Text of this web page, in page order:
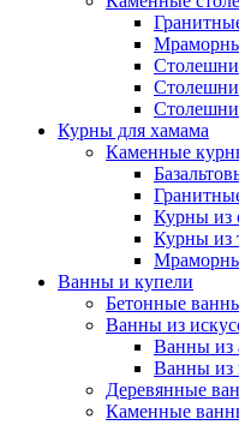
Курны для хамама
Каменные
Курны из
Курны из
Ванны и купели
Бетонные
Ванны из
Ванны из
Ванны из
Деревянные
Каменные